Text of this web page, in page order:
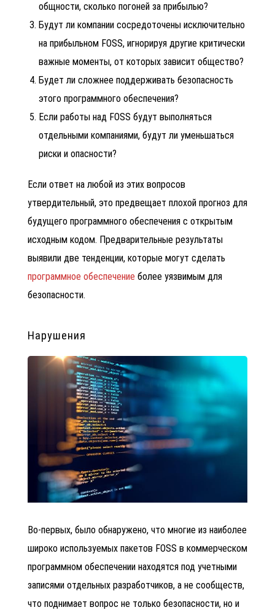
общности, сколько погоней за прибылью?
Будут ли компании сосредоточены исключительно
на прибыльном FOSS, игнорируя другие критически
важные моменты, от которых зависит общество?
Будет ли сложнее поддерживать безопасность
этого программного обеспечения?
Если работы над FOSS будут выполняться
отдельными компаниями, будут ли уменьшаться
риски и опасности?
Если ответ на любой из этих вопросов
утвердительный, это предвещает плохой прогноз для
будущего программного обеспечения с открытым
исходным кодом. Предварительные результаты
выявили две тенденции, которые могут сделать
программное обеспечение более уязвимым для
безопасности.
Нарушения
Во-первых, было обнаружено, что многие из наиболее
широко используемых пакетов FOSS в коммерческом
программном обеспечении находятся под учетными
записями отдельных разработчиков, а не сообществ,
что поднимает вопрос не только безопасности, но и